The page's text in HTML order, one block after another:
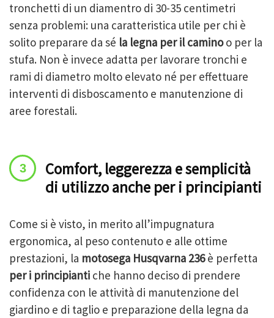
tronchetti di un diamentro di 30-35 centimetri
senza problemi: una caratteristica utile per chi è
solito preparare da sé la legna per il caminoo per la
stufa. Non è invece adatta per lavorare tronchi e
rami di diametro molto elevato né per effettuare
interventi di disboscamento e manutenzione di
aree forestali.
Comfort, leggerezza e semplicità
di utilizzo anche per i principianti
Come si è visto, in merito all’impugnatura
ergonomica, al peso contenuto e alle ottime
prestazioni, la motosega Husqvarna 236è perfetta
per i principianti che hanno deciso di prendere
confidenza con le attività di manutenzione del
giardino e di taglio e preparazione della legna da